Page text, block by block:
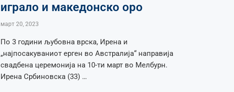
играло и македонско оро
март 20, 2023
По 3 години љубовна врска, Ирена и
„најпосакуваниот ерген во Австралија“ направија
свадбена церемонија на 10-ти март во Мелбурн.
Ирена Србиновска (33) …